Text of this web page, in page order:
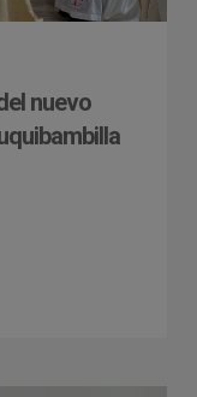
nuevo